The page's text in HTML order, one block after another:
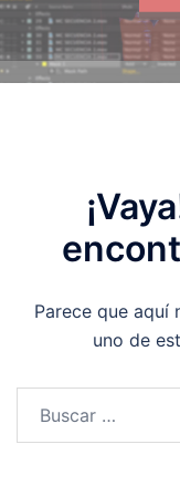
Parece que aquí
uno de